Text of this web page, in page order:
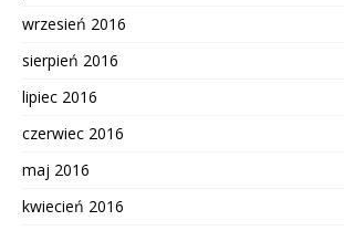
wrzesień 2016
sierpień 2016
lipiec 2016
czerwiec 2016
maj 2016
kwiecień 2016